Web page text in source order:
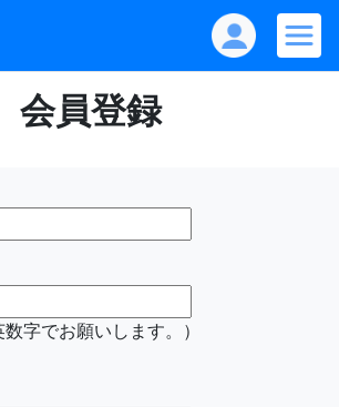
会員登録
数字でお願いします。）